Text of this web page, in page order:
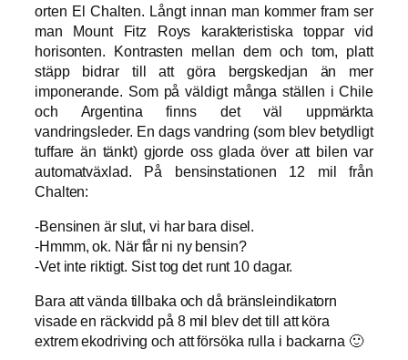
orten El Chalten. Långt innan man kommer fram ser
man Mount Fitz Roys karakteristiska toppar vid
horisonten. Kontrasten mellan dem och tom, platt
stäpp bidrar till att göra bergskedjan än mer
imponerande. Som på väldigt många ställen i Chile
och Argentina finns det väl uppmärkta
vandringsleder. En dags vandring (som blev betydligt
tuffare än tänkt) gjorde oss glada över att bilen var
automatväxlad. På bensinstationen 12 mil från
Chalten:
-Bensinen är slut, vi har bara disel.
-Hmmm, ok. När får ni ny bensin?
-Vet inte riktigt. Sist tog det runt 10 dagar.
Bara att vända tillbaka och då bränsleindikatorn
visade en räckvidd på 8 mil blev det till att köra
extrem ekodriving och att försöka rulla i backarna 🙂